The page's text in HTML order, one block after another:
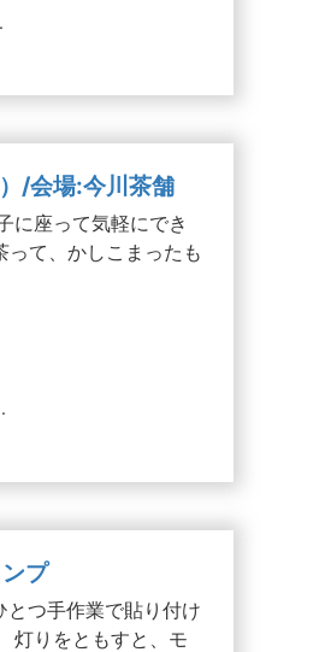
/会場:今川茶舗
に座って気軽にでき
って、かしこまったも
プ
つ手作業で貼り付け
灯りをともすと、モ